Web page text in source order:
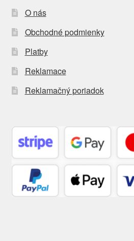
O nás
Obchodné podmienky
Platby
Reklamace
Reklamačný poriadok